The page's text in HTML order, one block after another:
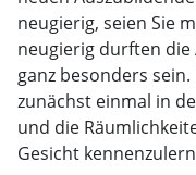
neugierig, seien Sie
neugierig durften die
ganz besonders
zunächst einmal in
und die
Gesicht